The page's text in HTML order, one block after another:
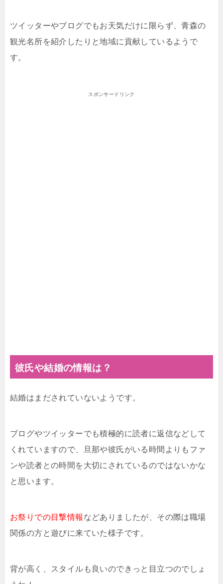
ツイッターやブログでもお天気だけに限らず、青森の
観光名所を紹介したりと地域に貢献しているようで
す。
スポンサードリンク
彼氏や結婚の情報は？
結婚はまだされていないようです。
ブログやツイッターでも積極的に読者に返信などして
くれていますので、旦那や彼氏がいる時間よりもファ
ンや読者との時間を大切にされているのではないかな
と思います。
お祭りでの目撃情報 などありましたが、その際は職場
関係の方と遊びに来ていた様子です。
背が高く、スタイルも良いのできっと目立つのでしょ